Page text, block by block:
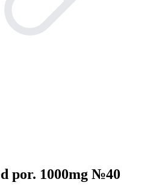
por. 1000mg №40